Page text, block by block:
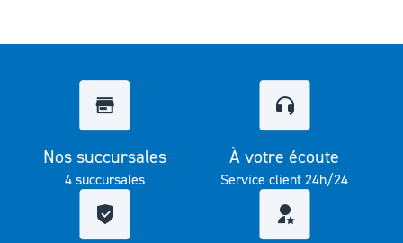
Nos succursales
4 succursales
À votre écoute
Service client 24h/24